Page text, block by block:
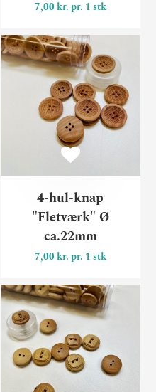
7,00 kr. pr. 1 stk
2-hul-knap "Blomst" Ø
4-hul-knap
"Fletværk" Ø
ca.22mm
7,00 kr. pr. 1 stk
4-hul-knap rødbrun Ø